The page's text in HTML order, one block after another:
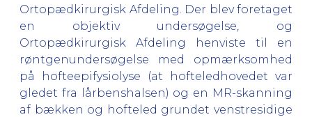
Ortopædkirurgisk Afdeling. Der blev foretaget
en objektiv undersøgelse, og
Ortopædkirurgisk Afdeling henviste til en
røntgenundersøgelse med opmærksomhed
på hofteepifysiolyse (at hofteledhovedet var
gledet fra lårbenshalsen) og en MR-skanning
af bækken og hofteled grundet venstresidige